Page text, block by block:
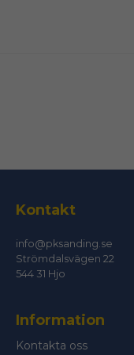
Ja, ni får
Kontakt
info@pksanding.se
Strömdalsvägen 22
544 31 Hjo
Information
Kontakta oss